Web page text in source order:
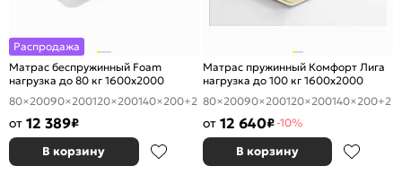
Распродажа
Матрас беспружинный Foam
нагрузка до 80 кг 1600x2000
80×20090×200120×200140×200+2
от 12 389₽
В корзину
Матрас пружинный Комфорт Лига
нагрузка до 100 кг 1600x2000
80×20090×200120×200140×200+2
от 12 640₽-10%
В корзину